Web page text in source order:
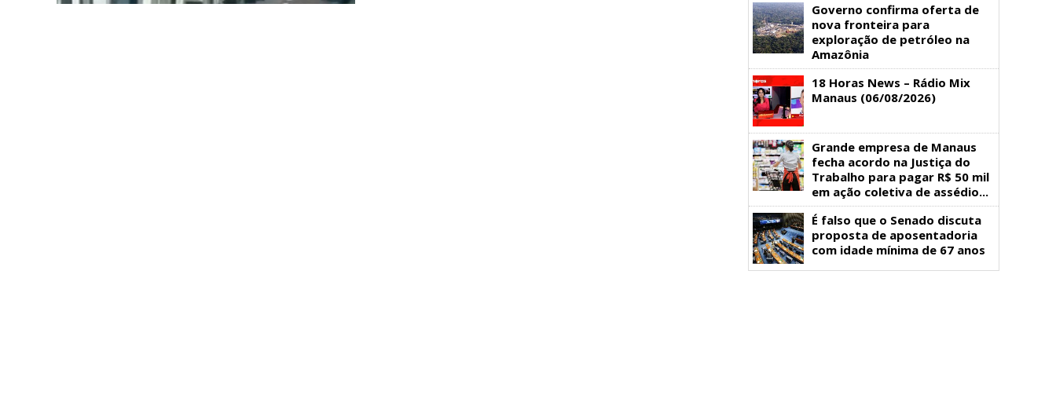
Governo confirma oferta de
nova fronteira para
exploração de petróleo na
Amazônia
18 Horas News​​​​​​​​​​​​ – Rádio Mix
Manaus (06/08/2026)
Grande empresa de Manaus
fecha acordo na Justiça do
Trabalho para pagar R$ 50 mil
em ação coletiva de assédio...
É falso que o Senado discuta
proposta de aposentadoria
com idade mínima de 67 anos